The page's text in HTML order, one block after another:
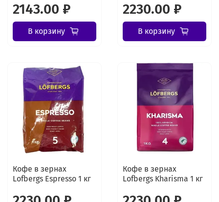
2143.00 ₽
В корзину
2230.00 ₽
В корзину
Кофе в зернах
Lofbergs Espresso 1 кг
Кофе в зернах
Lofbergs Kharisma 1 кг